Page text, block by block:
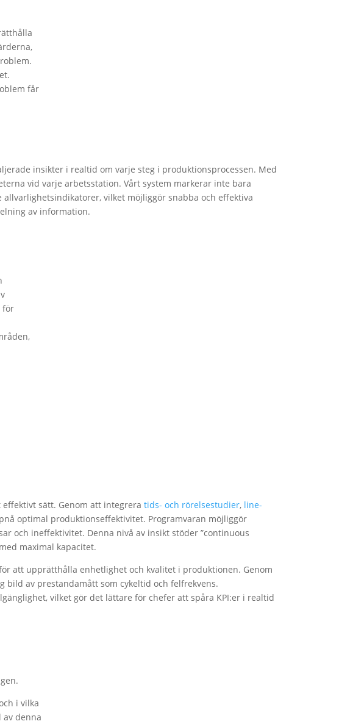
får
insikter i realtid om varje steg i produktionsprocessen. Med
vid varje arbetsstation. Vårt system markerar inte bara
vilket möjliggör snabba och effektiva
av information.
för
effektivt sätt. Genom att integreratids- och rörelsestudier, line-
optimal produktionseffektivitet. Programvaran möjliggör
och ineffektivitet. Denna nivå av insikt stöder ”continuous
maximal kapacitet.
att upprätthålla enhetlighet och kvalitet i produktionen. Genom
bild av prestandamått som cykeltid och felfrekvens.
vilket gör det lättare för chefer att spåra KPI:er i realtid
i vilka
denna